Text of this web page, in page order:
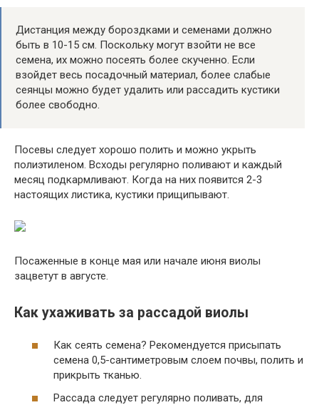
Дистанция между бороздками и семенами должно
быть в 10-15 см. Поскольку могут взойти не все
семена, их можно посеять более скученно. Если
взойдет весь посадочный материал, более слабые
сеянцы можно будет удалить или рассадить кустики
более свободно.
Посевы следует хорошо полить и можно укрыть
полиэтиленом. Всходы регулярно поливают и каждый
месяц подкармливают. Когда на них появится 2-3
настоящих листика, кустики прищипывают.
Посаженные в конце мая или начале июня виолы
зацветут в августе.
Как ухаживать за рассадой виолы
Как сеять семена? Рекомендуется присыпать
семена 0,5-сантиметровым слоем почвы, полить и
прикрыть тканью.
Рассада следует регулярно поливать, для